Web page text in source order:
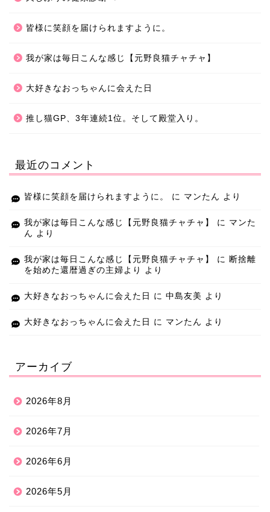
皆様に笑顔を届けられますように。
我が家は毎日こんな感じ【元野良猫チャチャ】
大好きなおっちゃんに会えた日
推し猫GP、3年連続1位。そして殿堂入り。
最近のコメント
皆様に笑顔を届けられますように。 に マンたん より
我が家は毎日こんな感じ【元野良猫チャチャ】 に マンた
ん より
我が家は毎日こんな感じ【元野良猫チャチャ】 に 断捨離
を始めた還暦過ぎの主婦より
より
大好きなおっちゃんに会えた日 に 中島友美 より
大好きなおっちゃんに会えた日 に マンたん より
アーカイブ
2026年8月
2026年7月
2026年6月
2026年5月